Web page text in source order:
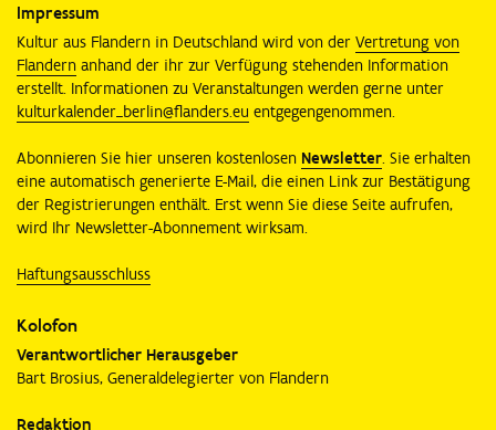
Impressum
Kultur aus Flandern in Deutschland wird von der Vertretung von
Flandern anhand der ihr zur Verfügung stehenden Information
erstellt. Informationen zu Veranstaltungen werden gerne unter
kulturkalender_berlin@flanders.eu entgegengenommen.
Abonnieren Sie hier unseren kostenlosen Newsletter . Sie erhalten
eine automatisch generierte E-Mail, die einen Link zur Bestätigung
der Registrierungen enthält. Erst wenn Sie diese Seite aufrufen,
wird Ihr Newsletter-Abonnement wirksam.
Haftungsausschluss
Kolofon
Verantwortlicher Herausgeber
Bart Brosius, Generaldelegierter von Flandern
Redaktion